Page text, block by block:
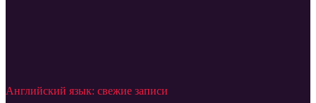
Английский язык: свежие записи